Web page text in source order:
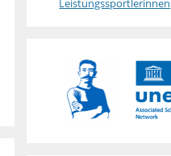
Leistungssportlerinnen